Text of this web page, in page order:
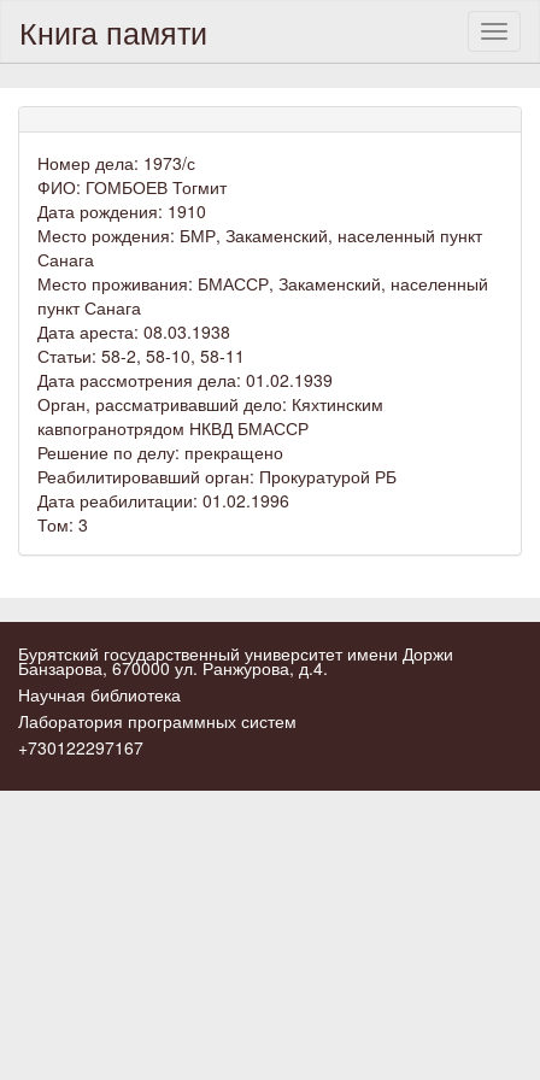
Книга памяти
Номер дела: 1973/с
ФИО: ГОМБОЕВ Тогмит
Дата рождения: 1910
Место рождения: БМР, Закаменский, населенный пункт
Санага
Место проживания: БМАССР, Закаменский, населенный
пункт Санага
Дата ареста: 08.03.1938
Статьи: 58-2, 58-10, 58-11
Дата рассмотрения дела: 01.02.1939
Орган, рассматривавший дело: Кяхтинским
кавпогранотрядом НКВД БМАССР
Решение по делу: прекращено
Реабилитировавший орган: Прокуратурой РБ
Дата реабилитации: 01.02.1996
Том: 3
Бурятский государственный университет имени Доржи
Банзарова, 670000 ул. Ранжурова, д.4.
Научная библиотека
Лаборатория программных систем
+730122297167